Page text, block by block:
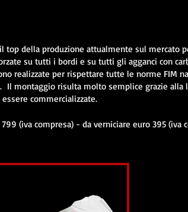
top della produzione attualmente sul mercato
su tutti i bordi e su tutti gli agganci con
realizzate per rispettare tutte le norme FIM
Il montaggio risulta molto semplice grazie alla
commercializzate.
(iva compresa) - da verniciare euro 395 (iva